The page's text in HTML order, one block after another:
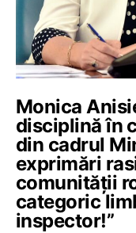
Monica
disciplină în
din cadrul
exprimări
comunității
categoric
inspector!”